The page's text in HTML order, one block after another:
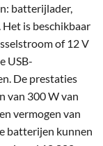
batterijlader,
is beschikbaar
of 12 V
USB-
De prestaties
van 300 W van
vermogen van
batterijen kunnen